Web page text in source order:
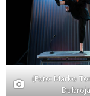
(Foto: Marko